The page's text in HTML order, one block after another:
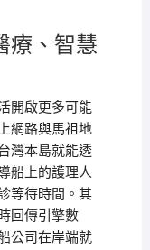
療、智慧
開啟更多可能
網路與馬祖地
灣本島就能透
船上的護理人
等待時間。其
回傳引擎數
公司在岸端就